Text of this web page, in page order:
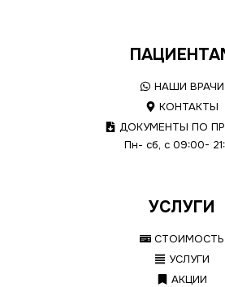
НАШИ ВРАЧИ
КОНТАКТЫ
ДОКУМЕНТЫ ПО
Пн- сб, с 09:00-
УСЛУГИ
СТОИМОСТЬ
УСЛУГИ
АКЦИИ